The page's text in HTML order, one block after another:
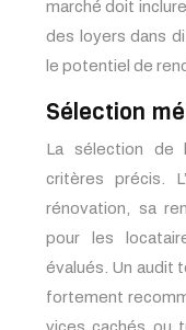
marché doit
des loyers dans
le potentiel de
Sélection
La sélection de
critères précis.
rénovation, sa
pour les
évalués. Un audit
fortement